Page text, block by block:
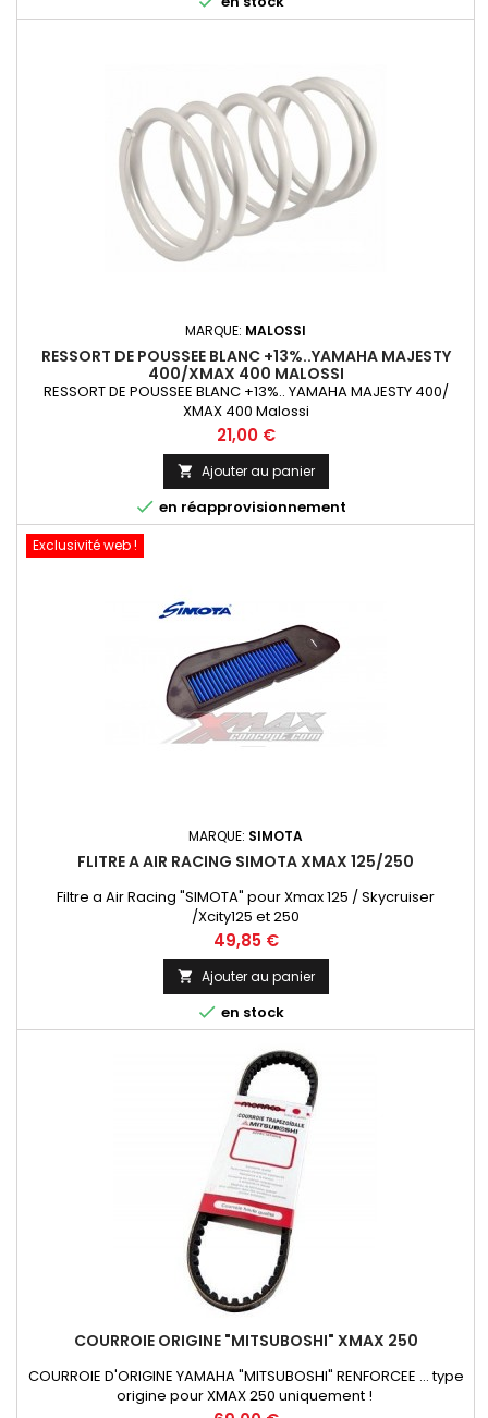
MARQUE: MALOSSI
RESSORT DE POUSSEE BLANC +13%..YAMAHA MAJESTY
400/XMAX 400 MALOSSI
RESSORT DE POUSSEE BLANC +13%.. YAMAHA MAJESTY 400/
XMAX 400 Malossi
Prix
21,00 €
 Ajouter au panier
 en réapprovisionnement
Exclusivité web !
MARQUE: SIMOTA
FLITRE A AIR RACING SIMOTA XMAX 125/250
Filtre a Air Racing "SIMOTA" pour Xmax 125 / Skycruiser
/Xcity125 et 250
Prix
49,85 €
 Ajouter au panier
 en stock
COURROIE ORIGINE "MITSUBOSHI" XMAX 250
COURROIE D'ORIGINE YAMAHA "MITSUBOSHI" RENFORCEE ... type
origine pour XMAX 250 uniquement !